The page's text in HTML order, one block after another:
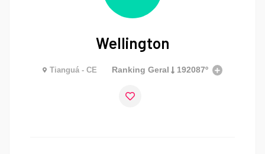
Wellington
Tianguá - CE Ranking Geral 192087º